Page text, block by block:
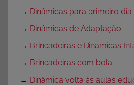
→ Dinâmicas para primeiro dia
→ Dinâmicas de Adaptação
→ Brincadeiras e Dinâmicas
→ Brincadeiras com bola
→ Dinâmica volta às aulas